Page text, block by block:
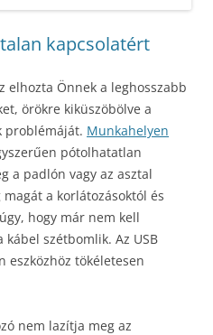
kapcsolatért
elhozta Önnek a leghosszabb
örökre kiküszöbölve a
problémáját. Munkahelyen
pótolhatatlan
a padlón vagy az asztal
a korlátozásoktól és
hogy már nem kell
szétbomlik. Az USB
eszközhöz tökéletesen
nem lazítja meg az